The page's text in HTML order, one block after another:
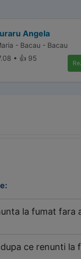
Angela
- Bacau - Bacau
• 👍 95
la fumat fara
ce renunti la